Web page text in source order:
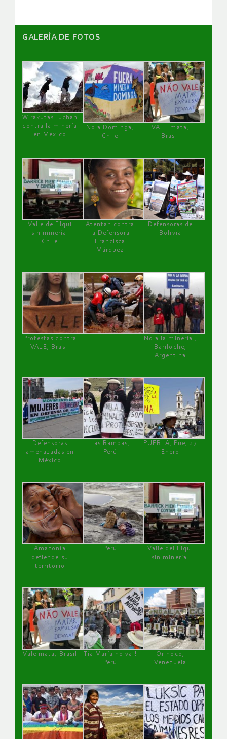
GALERÌA DE FOTOS
Wirakutas luchan
contra la minería
en México
No a Dominga,
Chile
VALE mata,
Brasil
Valle de Elqui
sin minería.
Chile
Atentan contra
la Defensora
Francisca
Márquez
Defensoras de
Bolivia
Protestas contra
VALE, Brasil
No a la minería ,
Bariloche,
Argentina
Defensoras
amenazadas en
México
Las Bambas,
Perú
PUEBLA, Pue, 27
Enero
Amazonía
defiende su
territorio
Perú
Valle del Elqui
sin minería.
Vale mata, Brasil
Tía María no va !
Perú
Orinoco,
Venezuela